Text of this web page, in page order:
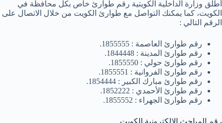
أطلق وزارة الداخلية الكويتية رقم طوارئ خاص بكل محافظة في
الكويت، كما يمكنك التواصل مع طوارئ الكويت من خلال الاتصال على
الرقم التالي :
رقم طوارئ العاصمة : 1855555.
رقم طوارئ المدينة : 1844448.
رقم طوارئ حولي : 1855550.
رقم طوارئ الفروانية : 1855551.
رقم طوارئ مبارك الكبير : 1854444.
رقم طوارئ الأحمدي : 1852222.
رقم طوارئ الجهراء : 1855552.
رقم المباحث الإلكترونية الكويت